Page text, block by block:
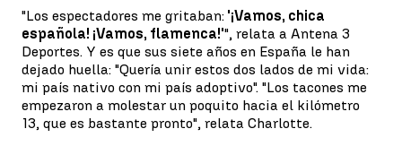
"Los espectadores me gritaban: '¡Vamos, chica
española! ¡Vamos, flamenca!'", relata a Antena 3
Deportes. Y es que sus siete años en España le han
dejado huella: "Quería unir estos dos lados de mi vida:
mi país nativo con mi país adoptivo". "Los tacones me
empezaron a molestar un poquito hacia el kilómetro
13, que es bastante pronto", relata Charlotte.